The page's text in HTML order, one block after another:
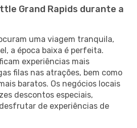
Grand Rapids durante a
uma viagem tranquila,
a época baixa é perfeita.
experiências mais
filas nas atrações, bem como
baratos. Os negócios locais
descontos especiais,
de experiências de